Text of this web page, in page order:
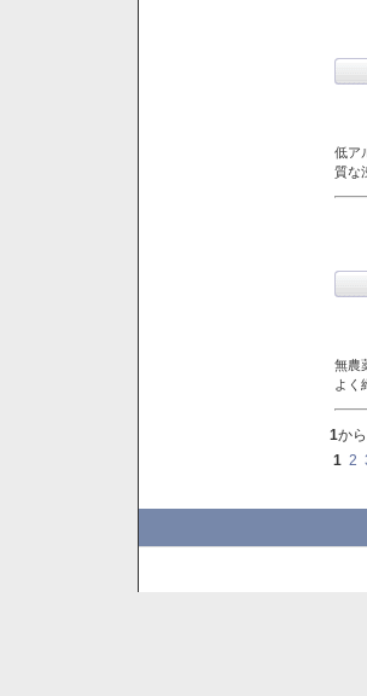
低ア
質な
無農
よく
1から
1 2